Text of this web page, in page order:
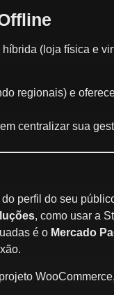
(loja física e
regionais) e
centralizar sua
perfil do seu
, como usar a
é o Mercado
WooCommerce,